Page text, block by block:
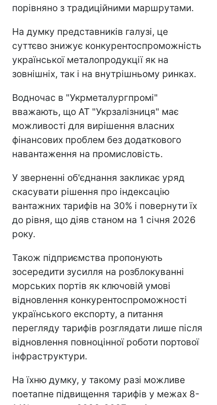
порівняно з традиційними маршрутами.
На думку представників галузі, це
суттєво знижує конкурентоспроможність
української металопродукції як на
зовнішніх, так і на внутрішньому ринках.
Водночас в "Укрметалургпромі"
вважають, що АТ "Укрзалізниця" має
можливості для вирішення власних
фінансових проблем без додаткового
навантаження на промисловість.
У зверненні об'єднання закликає уряд
скасувати рішення про індексацію
вантажних тарифів на 30% і повернути їх
до рівня, що діяв станом на 1 січня 2026
року.
Також підприємства пропонують
зосередити зусилля на розблокуванні
морських портів як ключовій умові
відновлення конкурентоспроможності
українського експорту, а питання
перегляду тарифів розглядати лише після
відновлення повноцінної роботи портової
інфраструктури.
На їхню думку, у такому разі можливе
поетапне підвищення тарифів у межах 8-